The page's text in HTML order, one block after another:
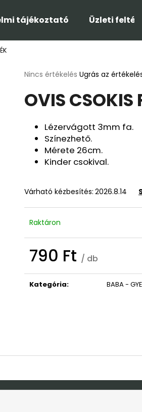
tájékoztató Üzleti
A
átlagos
értékelése
csillag.
Nincs értékelés Ugrás az
OVIS CSOKIS
Lézervágott 3mm fa.
Színezhető.
Mérete 26cm.
Kinder csokival.
Várható kézbesítés: 2026.8.14
Raktáron
790 Ft / db
Kategória: BABA -
KERESÉS
TÁBLA
Korábbi: